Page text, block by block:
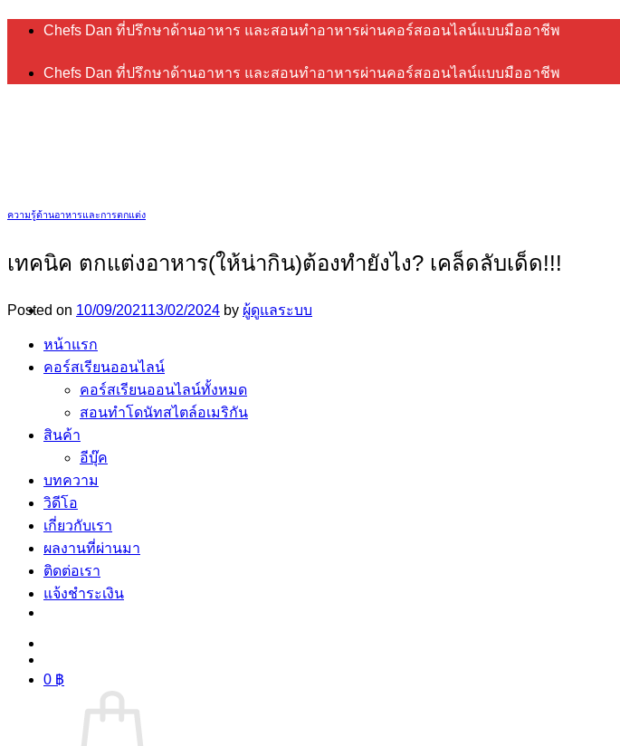
ข้าม
Chefs Dan ที่ปรึกษาด้านอาหาร และสอนทำอาหารผ่านคอร์สออนไลน์แบบมืออาชีพ
Chefs Dan ที่ปรึกษาด้านอาหาร และสอนทำอาหารผ่านคอร์สออนไลน์แบบมืออาชีพ
หน้าแรก
คอร์สเรียนออนไลน์
คอร์สเรียนออนไลน์ทั้งหมด
สอนทำโดนัทสไตล์อเมริกัน
สินค้า
อีบุ๊ค
บทความ
วิดีโอ
เกี่ยวกับเรา
ผลงานที่ผ่านมา
ติดต่อเรา
แจ้งชำระเงิน
0 ฿
ความรู้ด้านอาหารและการตกแต่ง
เทคนิค ตกแต่งอาหาร(ให้น่ากิน)ต้องทำยังไง? เคล็ดลับเด็ด!!!
Posted on 10/09/202113/02/2024 by ผู้ดูแลระบบ